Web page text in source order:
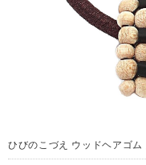
ひびのこづえ ウッドヘアゴ